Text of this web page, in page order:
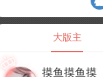
大版主
摸鱼摸鱼摸